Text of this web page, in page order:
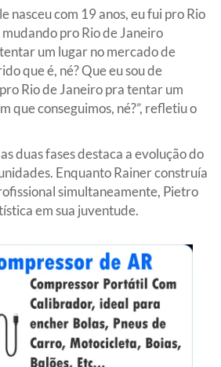
nasceu com 19 anos, eu fui pro Rio
pro Rio de Janeiro
um lugar no mercado de
que é, né? Que eu sou de
Rio de Janeiro pra tentar um
que conseguimos, né?”, refletiu o
duas fases destaca a evolução do
Enquanto Rainer construía
simultaneamente, Pietro
em sua juventude.